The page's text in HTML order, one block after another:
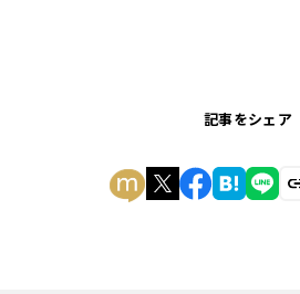
記事をシェア